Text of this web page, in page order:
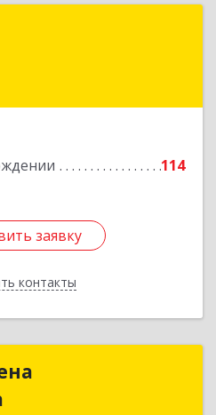
114
заявку
контакты
Респ, Белебей г, им
заявку
ИП Хаирова Елена